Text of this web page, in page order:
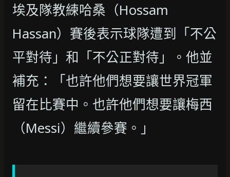
埃及隊教練哈桑（Hossam
Hassan）賽後表示球隊遭到「不公
平對待」和「不公正對待」。他並
補充：「也許他們想要讓世界冠軍
留在比賽中。也許他們想要讓梅西
（Messi）繼續參賽。」